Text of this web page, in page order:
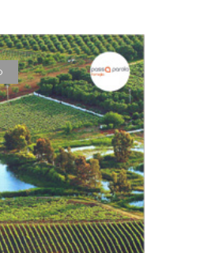
LEGGI TUTTO